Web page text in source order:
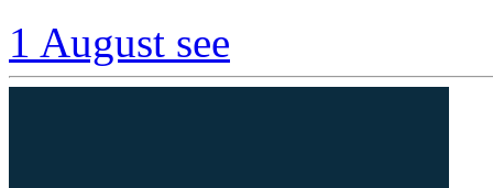
1 August see